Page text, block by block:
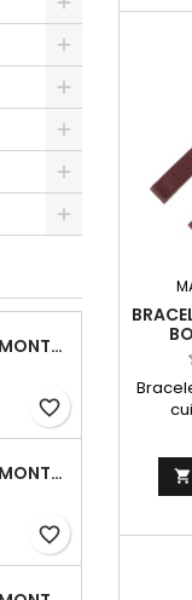
BRACELET DE MONTRE 16MM NOIR PERLON EN NYLON TRESSÉ FABRICATION ARTISANALE
favorite_border
BRACELET DE MONTRE SCRATCH 18MM NOIR TEXTILE NYLON SPORTS
favorite_border
